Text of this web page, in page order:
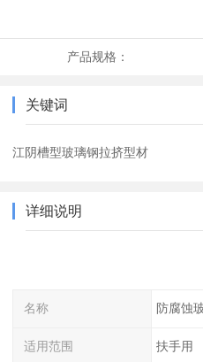
产品规格：
关键词
江阴槽型玻璃钢拉挤型材
详细说明
名称 防腐蚀
适用范围 扶手用